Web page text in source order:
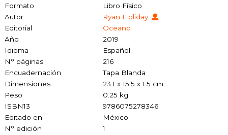
Formato
Libro Físico
Autor
Ryan Holiday
Editorial
Oceano
Año
2019
Idioma
Español
N° páginas
216
Encuadernación
Tapa Blanda
Dimensiones
23.1 x 15.5 x 1.5 cm
Peso
0.25 kg.
ISBN13
9786075278346
Editado en
México
N° edición
1